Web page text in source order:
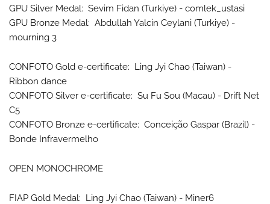
GPU Silver Medal: Sevim Fidan (Turkiye) - comlek_ustasi
GPU Bronze Medal: Abdullah Yalcin Ceylani (Turkiye) -
mourning 3
CONFOTO Gold e-certificate: Ling Jyi Chao (Taiwan) -
Ribbon dance
CONFOTO Silver e-certificate: Su Fu Sou (Macau) - Drift Net
C5
CONFOTO Bronze e-certificate: Conceição Gaspar (Brazil) -
Bonde Infravermelho
OPEN MONOCHROME
FIAP Gold Medal: Ling Jyi Chao (Taiwan) - Miner6